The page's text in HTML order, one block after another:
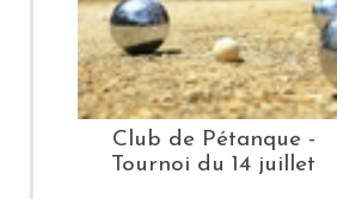
Club de Pétanque -
Tournoi du 14 juillet